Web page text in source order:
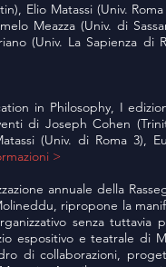
Elio Matassi (Univ.
Meazza (Univ. di
(Univ. La Sapienza di
in Philosophy, I
di Joseph Cohen
(Univ. di Roma 3),
>
annuale della
ripropone la
senza tuttavia
espositivo e teatrale di
di collaborazioni,